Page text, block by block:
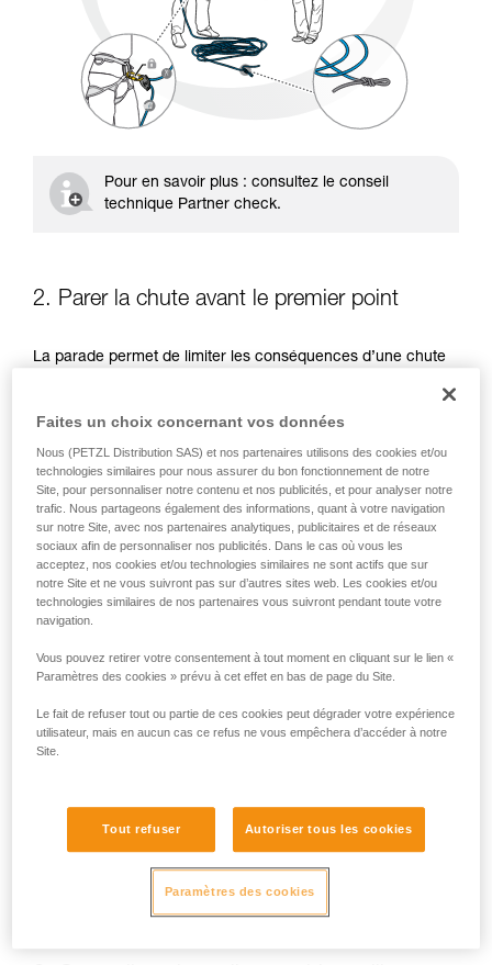
Pour en savoir plus : consultez le conseil
technique Partner check.
2. Parer la chute avant le premier point
La parade permet de limiter les conséquences d’une chute
qu’il ait mousquetonné le premier point d’assurage. Parer ne
sert pas à retenir le grimpeur, mais permet d’éviter les
conséquences d’une mauvaise chute : il s'agît de guider la
chute pour que le grimpeur atterrisse correctement au bon
endroit et ne bascule pas vers l'arrière.
technique Parade et assurage en début de voie.
Faites un choix concernant vos données
Nous (PETZL Distribution SAS) et nos partenaires utilisons des cookies et/ou
technologies similaires pour nous assurer du bon fonctionnement de notre
Site, pour personnaliser notre contenu et nos publicités, et pour analyser notre
trafic. Nous partageons également des informations, quant à votre navigation
sur notre Site, avec nos partenaires analytiques, publicitaires et de réseaux
sociaux afin de personnaliser nos publicités. Dans le cas où vous les
acceptez, nos cookies et/ou technologies similaires ne sont actifs que sur
notre Site et ne vous suivront pas sur d’autres sites web. Les cookies et/ou
technologies similaires de nos partenaires vous suivront pendant toute votre
navigation.
Vous pouvez retirer votre consentement à tout moment en cliquant sur le lien «
Paramètres des cookies » prévu à cet effet en bas de page du Site.
Le fait de refuser tout ou partie de ces cookies peut dégrader votre expérience
utilisateur, mais en aucun cas ce refus ne vous empêchera d’accéder à notre
Site.
Tout refuser Autoriser tous les cookies
Paramètres des cookies